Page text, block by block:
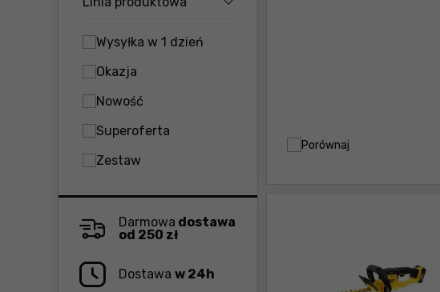
Wysyłka w 1 dzień
Okazja
Nowość
Superoferta
Zestaw
Darmowa dostawa
od 250 zł
Dostawa w 24h
Porównaj